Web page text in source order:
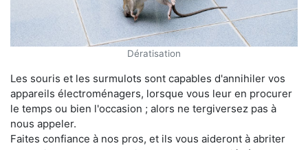
Dératisation
Les souris et les surmulots sont capables d'annihiler vos
appareils électroménagers, lorsque vous leur en procurer
le temps ou bien l'occasion ; alors ne tergiversez pas à
nous appeler.
Faites confiance à nos pros, et ils vous aideront à abriter